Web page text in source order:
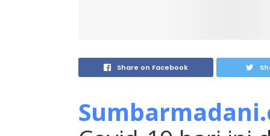
Share on Facebook